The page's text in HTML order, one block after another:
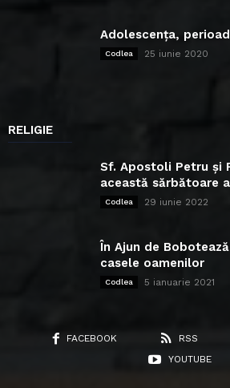
Adolescența,
Codlea 25 iunie 2020
RELIGIE
Sf. Apostoli Petru și
această sărbătoare
Codlea 29 iunie 2022
În Ajun de
casele oamenilor
Codlea 5 ianuarie 2021
FACEBOOK RSS
YOUTUBE